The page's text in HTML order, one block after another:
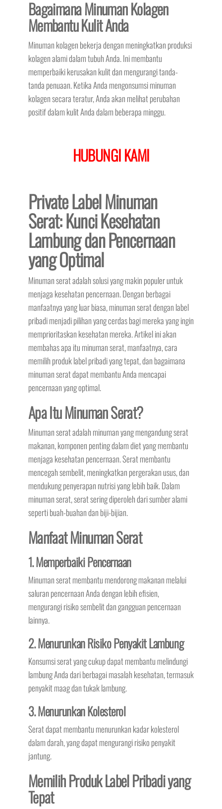
Bagaimana Minuman Kolagen
Membantu Kulit Anda
Minuman kolagen bekerja dengan meningkatkan produksi
kolagen alami dalam tubuh Anda. Ini membantu
memperbaiki kerusakan kulit dan mengurangi tanda-
tanda penuaan. Ketika Anda mengonsumsi minuman
kolagen secara teratur, Anda akan melihat perubahan
positif dalam kulit Anda dalam beberapa minggu.
HUBUNGI KAMI
Private Label Minuman
Serat: Kunci Kesehatan
Lambung dan Pencernaan
yang Optimal
Minuman serat adalah solusi yang makin populer untuk
menjaga kesehatan pencernaan. Dengan berbagai
manfaatnya yang luar biasa, minuman serat dengan label
pribadi menjadi pilihan yang cerdas bagi mereka yang ingin
memprioritaskan kesehatan mereka. Artikel ini akan
membahas apa itu minuman serat, manfaatnya, cara
memilih produk label pribadi yang tepat, dan bagaimana
minuman serat dapat membantu Anda mencapai
pencernaan yang optimal.
Apa Itu Minuman Serat?
Minuman serat adalah minuman yang mengandung serat
makanan, komponen penting dalam diet yang membantu
menjaga kesehatan pencernaan. Serat membantu
mencegah sembelit, meningkatkan pergerakan usus, dan
mendukung penyerapan nutrisi yang lebih baik. Dalam
minuman serat, serat sering diperoleh dari sumber alami
seperti buah-buahan dan biji-bijian.
Manfaat Minuman Serat
1. Memperbaiki Pencernaan
Minuman serat membantu mendorong makanan melalui
saluran pencernaan Anda dengan lebih efisien,
mengurangi risiko sembelit dan gangguan pencernaan
lainnya.
2. Menurunkan Risiko Penyakit Lambung
Konsumsi serat yang cukup dapat membantu melindungi
lambung Anda dari berbagai masalah kesehatan, termasuk
penyakit maag dan tukak lambung.
3. Menurunkan Kolesterol
Serat dapat membantu menurunkan kadar kolesterol
dalam darah, yang dapat mengurangi risiko penyakit
jantung.
Memilih Produk Label Pribadi yang
Tepat